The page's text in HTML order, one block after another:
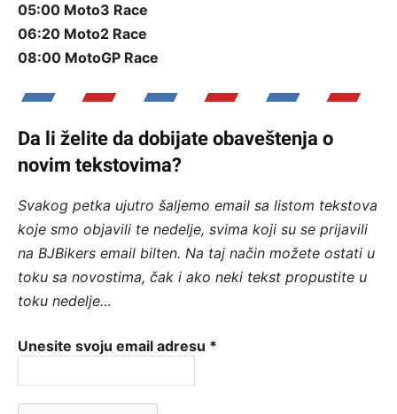
05:00 Moto3 Race
06:20 Moto2 Race
08:00 MotoGP Race
Da li želite da dobijate obaveštenja o
novim tekstovima?
Svakog petka ujutro šaljemo email sa listom tekstova
koje smo objavili te nedelje, svima koji su se prijavili
na BJBikers email bilten. Na taj način možete ostati u
toku sa novostima, čak i ako neki tekst propustite u
toku nedelje…
Unesite svoju email adresu *